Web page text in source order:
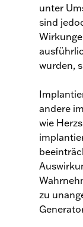
unter
sind
wurden,
andere
wie
zu